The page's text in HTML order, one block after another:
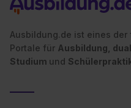
Ausbildung.de ist eines der
Portale für Ausbildung,
Studium und